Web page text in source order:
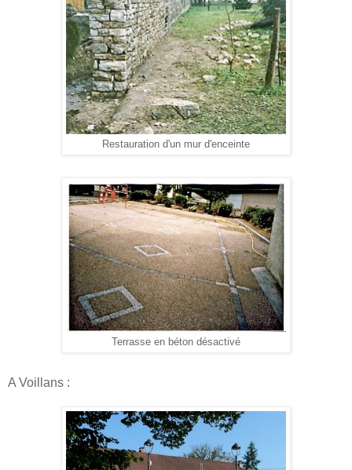
Restauration d'un mur d'enceinte
Terrasse en béton désactivé
A Voillans :